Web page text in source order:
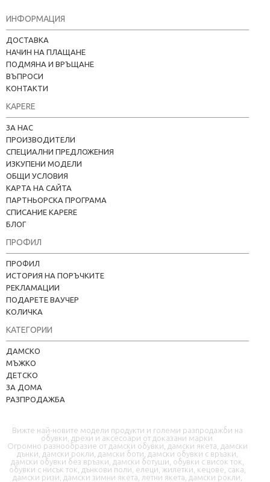
ИНФОРМАЦИЯ
ДОСТАВКА
НАЧИН НА ПЛАЩАНЕ
ПОДМЯНА И ВРЪЩАНЕ
ВЪПРОСИ
КОНТАКТИ
KAPERE
ЗА НАС
ПРОИЗВОДИТЕЛИ
СПЕЦИАЛНИ ПРЕДЛОЖЕНИЯ
ИЗКУПЕНИ МОДЕЛИ
ОБЩИ УСЛОВИЯ
КАРТА НА САЙТА
ПАРТНЬОРСКА ПРОГРАМА
СПИСАНИЕ KAPERE
БЛОГ
ПРОФИЛ
ПРОФИЛ
ИСТОРИЯ НА ПОРЪЧКИТЕ
РЕКЛАМАЦИИ
ПОДАРЕТЕ ВАУЧЕР
КОЛИЧКА
КАТЕГОРИИ
ДАМСКО
МЪЖКО
ДЕТСКО
ЗА ДОМА
РАЗПРОДАЖБА
Вижте най-новите модели продукти и големи разпродажби на
обувки, дрехи и аксесоари от доказани марки.
Огромно разнообразие от дамски обувки, дамски якета, дамски
дънки, дамски рокли, дамски боти, дамски обувки с връзки,
дамски обувки без връзки, дамски ботуши, обувки с висок ток,
обувки с нисък ток, дънкови поли, елеци, жилетки, кецове, сака,
дамски ризи, дамски зимни якета, летни якета, дамски рокли,
Kapere.com
📦 Информация за доставка